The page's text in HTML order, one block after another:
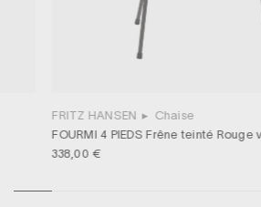
FRITZ HANSEN ▸ Chaise
FOURMI 4 PIEDS Frêne teinté Rouge
338,00 €